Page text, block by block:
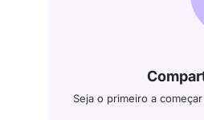
Seja o primeiro a